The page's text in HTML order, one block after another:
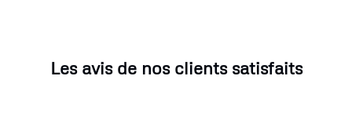
Les avis de nos clients satisfaits